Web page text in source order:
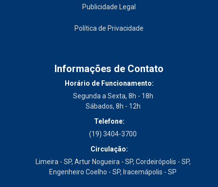
Publicidade Legal
Política de Privacidade
Informações de Contato
Horário de Funcionamento:
Segunda a Sexta, 8h - 18h
Sábados, 8h - 12h
Telefone:
(19) 3404-3700
Circulação:
Limeira - SP, Artur Nogueira - SP, Cordeirópolis - SP,
Engenheiro Coelho - SP, Iracemápolis - SP